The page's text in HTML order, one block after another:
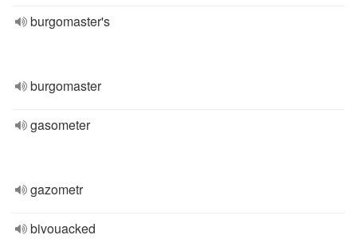
burgomaster's
burgomaster
gasometer
gazometr
bivouacked